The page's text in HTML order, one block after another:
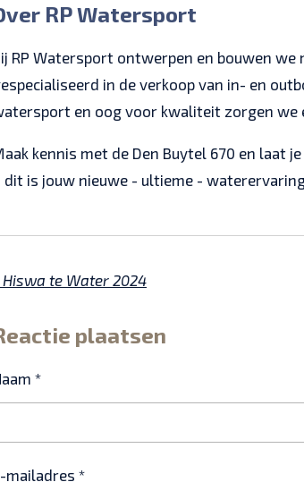
RP Watersport
RP Watersport ontwerpen en bouwen
in de verkoop van in- en
en oog voor kwaliteit zorgen we
kennis met de Den Buytel 670 en laat
dit is jouw nieuwe - ultieme -
Hiswa te Water 2024
plaatsen
*
mailadres *